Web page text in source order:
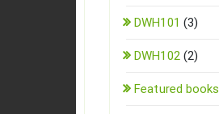
DWH101 (3)
DWH102(2)
Featured books